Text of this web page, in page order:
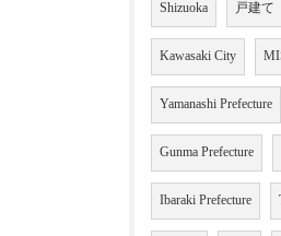
Shizuoka 戸建て
Kawasaki City
Yamanashi Prefecture
Gunma Prefecture
Ibaraki Prefecture